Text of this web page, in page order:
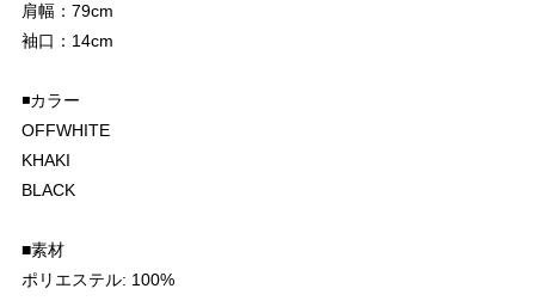
肩幅：79cm
袖口：14cm
◾️カラー
OFFWHITE
KHAKI
BLACK
■素材
ポリエステル: 100%